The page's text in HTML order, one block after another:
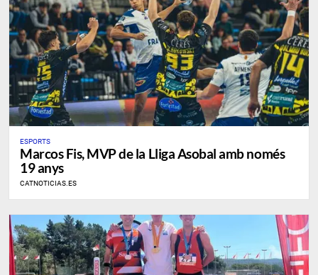
ESPORTS
​Marcos Fis, MVP de la Lliga Asobal amb només
19 anys
CATNOTICIAS.ES